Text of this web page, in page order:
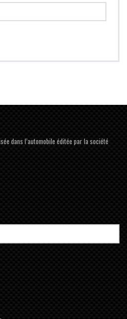
dans l’automobile éditée par la société